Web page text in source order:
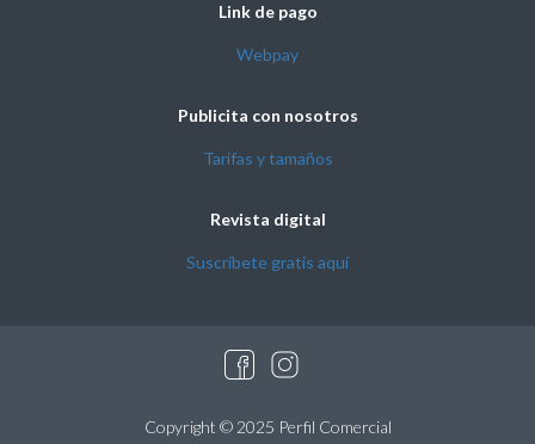
Link de pago
Webpay
Publicita con nosotros
Tarifas y tamaños
Revista digital
Suscríbete gratis aquí
Copyright © 2025 Perfil Comercial